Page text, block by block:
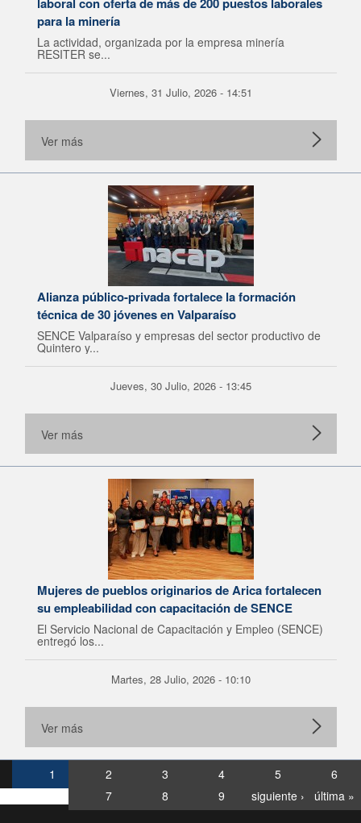
para la minería
La actividad, organizada por la empresa minería
RESITER se...
Viernes, 31 Julio, 2026 - 14:51
Ver más
Alianza público-privada fortalece la formación
técnica de 30 jóvenes en Valparaíso
SENCE Valparaíso y empresas del sector productivo de
Quintero y...
Jueves, 30 Julio, 2026 - 13:45
Ver más
Mujeres de pueblos originarios de Arica fortalecen
su empleabilidad con capacitación de SENCE
El Servicio Nacional de Capacitación y Empleo (SENCE)
entregó los...
Martes, 28 Julio, 2026 - 10:10
Ver más
1 2 3 4 5
6
7
8 9 siguiente › última »